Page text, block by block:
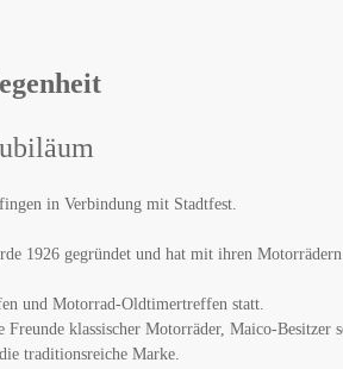
in Verbindung mit Stadtfest.
1926 gegründet und hat mit ihren
und Motorrad-Oldtimertreffen statt.
klassischer Motorräder, Maico-Besitzer
traditionsreiche Marke.